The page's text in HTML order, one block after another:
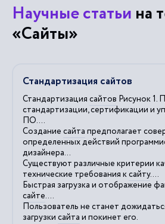
Научные статьи на
«Сайты»
Стандартизация сайтов
Стандартизация сайтов Рисунок 1.
стандартизации, сертификации и
ПО....
Создание сайта предполагает
определенных действий
дизайнера...
Существуют различные критерии
технические требования ксайту....
Быстрая загрузка и отображение
сайте....
Пользователь не станет
загрузки сайта и покинет его.